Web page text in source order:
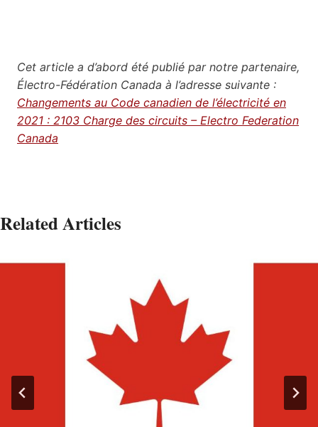
Cet article a d’abord été publié par notre partenaire,
Électro-Fédération Canada à l’adresse suivante :
Changements au Code canadien de l’électricité en
2021 : 2103 Charge des circuits – Electro Federation
Canada
Related Articles